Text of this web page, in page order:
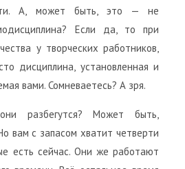
А, может быть, это — не
Если да, то при
у творческих работников,
дисциплина, установленная и
вами. Сомневаетесь? А зря.
разбегутся? Может быть,
вам с запасом хватит четверти
есть сейчас. Они же работают